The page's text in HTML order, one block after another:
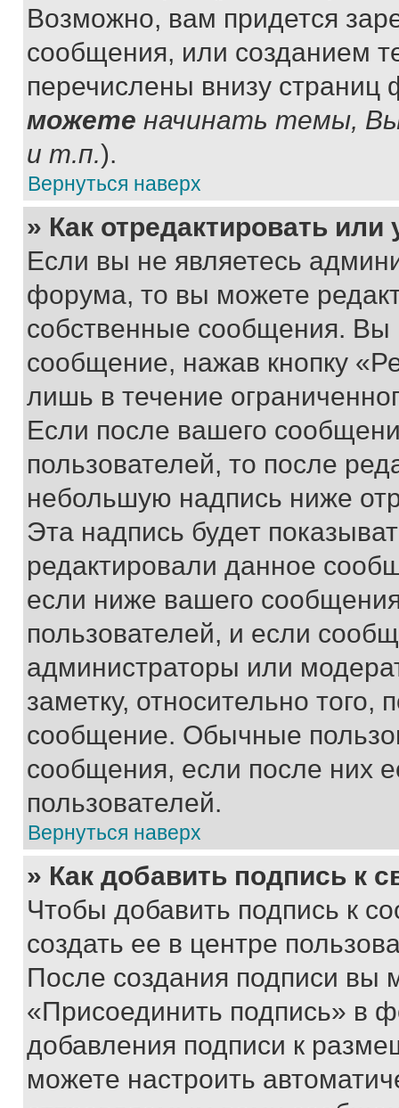
Возможно, вам придется
сообщения, или созданием
перечислены внизу
можете начинать темы,
и т.п.).
Вернуться наверх
» Как отредактировать
Если вы не являетесь
форума, то вы можете
собственные сообщения. Вы
сообщение, нажав кнопку
лишь в течение
Если после вашего
пользователей, то после
небольшую надпись ниже
Эта надпись будет
редактировали данное
если ниже вашего
пользователей, и если
администраторы или
заметку, относительно
сообщение. Обычные
сообщения, если после них
пользователей.
Вернуться наверх
» Как добавить подпись к
Чтобы добавить подпись к
создать ее в центре
После создания подписи вы
«Присоединить подпись» в
добавления подписи к
можете настроить